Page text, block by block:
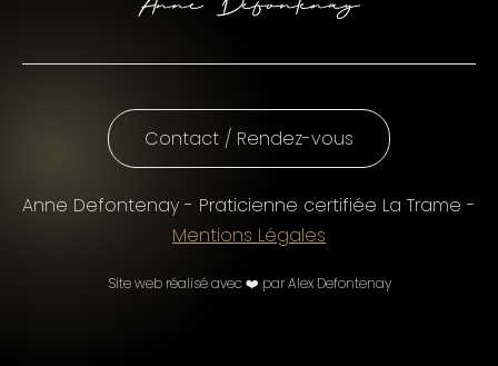
Contact / Rendez-vous
Anne Defontenay - Praticienne certifiée La Trame -
Mentions Légales
Site web réalisé avec ❤️ par Alex Defontenay